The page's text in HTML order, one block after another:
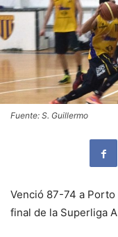
Fuente: S. Guillermo
Venció 87-74 a
final de la Superliga